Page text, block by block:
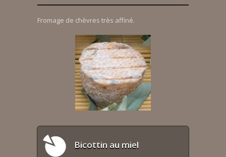
Fromage de chèvres très affiné.
Bicottin au miel